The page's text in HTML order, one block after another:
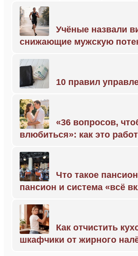
Учёные назвали
снижающие мужскую
10 правил
«36 вопросов,
влюбиться»: как это
Что такое
пансион и система «всё
Как отчистить
шкафчики от жирного